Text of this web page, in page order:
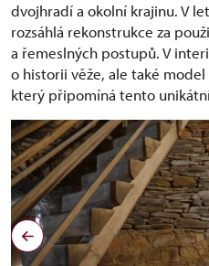
dvojhradí a okolní krajinu. V
rozsáhlá rekonstrukce za
a řemeslných postupů. V
o historii věže, ale také
který připomíná tento